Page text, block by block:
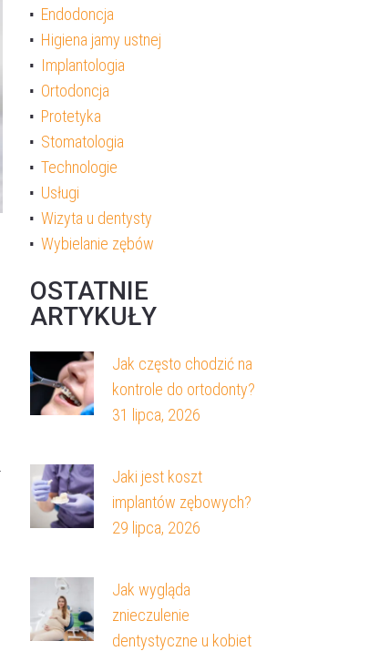
Endodoncja
Higiena jamy ustnej
Implantologia
Ortodoncja
Protetyka
Stomatologia
Technologie
Usługi
Wizyta u dentysty
Wybielanie zębów
OSTATNIE
ARTYKUŁY
Jak często chodzić na
kontrole do ortodonty?
31 lipca, 2026
Jaki jest koszt
implantów zębowych?
29 lipca, 2026
Jak wygląda
znieczulenie
dentystyczne u kobiet